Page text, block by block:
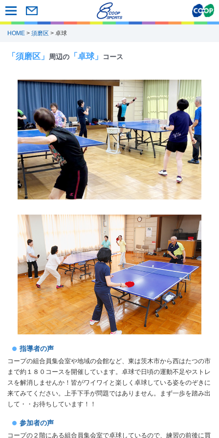
HOME > 須磨区 > 卓球
「須磨区」 周辺の 「卓球」 コース
指導者の声
コープの組合員集会室や地域の会館など、東は茨木市から西はたつの市
まで約１８０コースを開催しています。卓球で日頃の運動不足やストレ
スを解消しませんか！皆がワイワイと楽しく卓球している姿をのぞきに
来てみてください。上手下手が問題ではありません。まず一歩を踏み出
して・・お待ちしています！！
参加者の声
コープの２階にある組合員集会室で卓球しているので、練習の前後に買